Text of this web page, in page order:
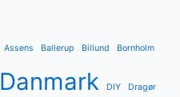
Assens Ballerup Billund Bornholm
Danmark DIY Dragør